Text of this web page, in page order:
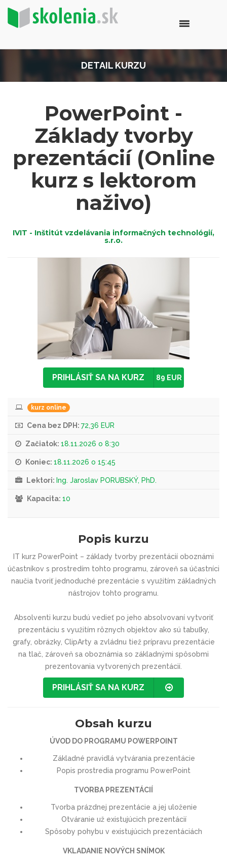
DETAIL KURZU
PowerPoint -
Základy tvorby
prezentácií (Online
kurz s lektorom
naživo)
IVIT - Inštitút vzdelávania informačných technológií,
s.r.o.
PRIHLÁSIŤ SA NA KURZ 89 EUR
kurz online
Cena bez DPH: 72,36 EUR
Začiatok: 18.11.2026 o 8:30
Koniec: 18.11.2026 o 15:45
Lektori: Ing. Jaroslav PORUBSKÝ, PhD.
Kapacita: 10
Popis kurzu
IT kurz PowerPoint – základy tvorby prezentácií oboznámi
účastníkov s prostredím tohto programu, zároveň sa účastníci
naučia tvoriť jednoduché prezentácie s využitím základných
nástrojov tohto programu.
Absolventi kurzu budú vedieť po jeho absolvovaní vytvoriť
prezentáciu s využitím rôznych objektov ako sú tabuľky,
grafy, obrázky, ClipArty a zvládnu tiež prípravu prezentácie
na tlač, zároveň sa oboznámia so základnými spôsobmi
prezentovania vytvorených prezentácií.
PRIHLÁSIŤ SA NA KURZ
Obsah kurzu
ÚVOD DO PROGRAMU POWERPOINT
Základné pravidlá vytvárania prezentácie
Popis prostredia programu PowerPoint
TVORBA PREZENTÁCIÍ
Tvorba prázdnej prezentácie a jej uloženie
Otváranie už existujúcich prezentácií
Spôsoby pohybu v existujúcich prezentáciách
VKLADANIE NOVÝCH SNÍMOK